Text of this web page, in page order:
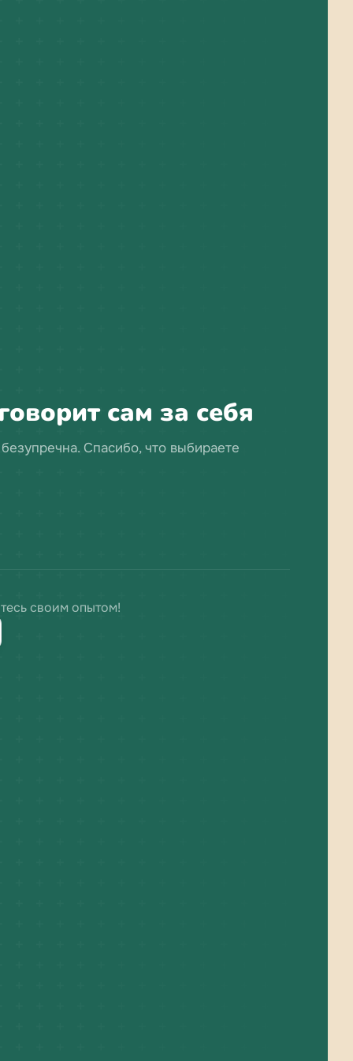
сам за себя
Спасибо, что выбираете
своим опытом!